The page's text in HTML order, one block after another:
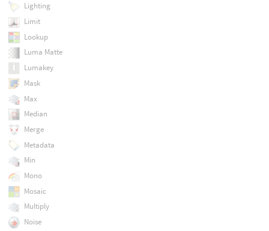
Lighting
Limit
Lookup
Luma Matte
Lumakey
Mask
Max
Median
Merge
Metadata
Min
Mono
Mosaic
Multiply
Noise